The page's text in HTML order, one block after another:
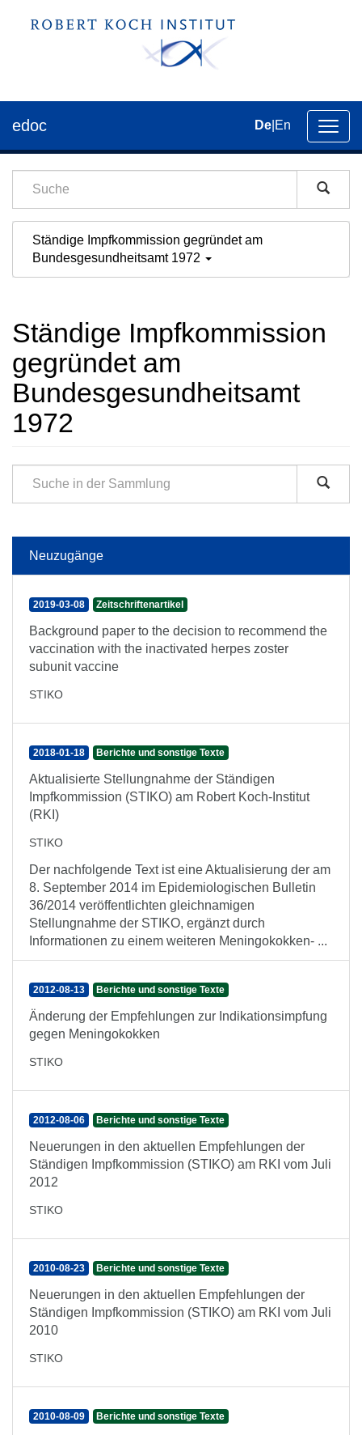
der
edoc De En
Ständige Impfkommission gegründet am
Bundesgesundheitsamt 1972
Ständige Impfkommission
gegründet am
Bundesgesundheitsamt
1972
Neuzugänge
2019-03-08 Zeitschriftenartikel
Background paper to the decision to recommend the
vaccination with the inactivated herpes zoster
subunit vaccine
STIKO
2018-01-18 Berichte und sonstige Texte
Aktualisierte Stellungnahme der Ständigen
Impfkommission (STIKO) am Robert Koch-Institut
(RKI)
STIKO
Der nachfolgende Text ist eine Aktualisierung der am
8. September 2014 im Epidemiologischen Bulletin
36/2014 veröffentlichten gleichnamigen
Stellungnahme der STIKO, ergänzt durch
Informationen zu einem weiteren Meningokokken- ...
2012-08-13 Berichte und sonstige Texte
Änderung der Empfehlungen zur Indikationsimpfung
gegen Meningokokken
STIKO
2012-08-06 Berichte und sonstige Texte
Neuerungen in den aktuellen Empfehlungen der
Ständigen Impfkommission (STIKO) am RKI vom Juli
2012
STIKO
2010-08-23 Berichte und sonstige Texte
Neuerungen in den aktuellen Empfehlungen der
Ständigen Impfkommission (STIKO) am RKI vom Juli
2010
STIKO
2010-08-09 Berichte und sonstige Texte